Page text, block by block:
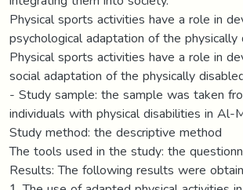
Physical sports activities have a role in
psychological adaptation of the physically
Physical sports activities have a role in
social adaptation of the physically
- Study sample: the sample was taken
individuals with physical disabilities in Al-
Study method: the descriptive method
The tools used in the study: the
Results: The following results were